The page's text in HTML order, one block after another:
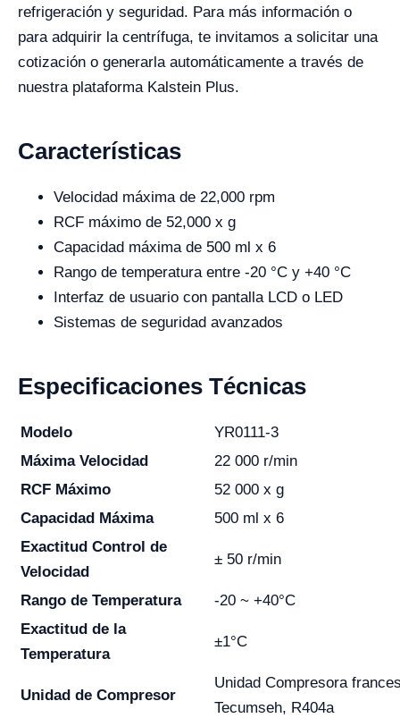
refrigeración y seguridad. Para más información o
para adquirir la centrífuga, te invitamos a solicitar una
cotización o generarla automáticamente a través de
nuestra plataforma Kalstein Plus.
Características
Velocidad máxima de 22,000 rpm
RCF máximo de 52,000 x g
Capacidad máxima de 500 ml x 6
Rango de temperatura entre -20 °C y +40 °C
Interfaz de usuario con pantalla LCD o LED
Sistemas de seguridad avanzados
Especificaciones Técnicas
Modelo
YR0111-3
Máxima Velocidad
22 000 r/min
RCF Máximo
52 000 x g
Capacidad Máxima
500 ml x 6
Exactitud Control de
Velocidad
± 50 r/min
Rango de Temperatura
-20 ~ +40°C
Exactitud de la
Temperatura
±1°C
Unidad de Compresor
Unidad Compresora
Tecumseh, R404a